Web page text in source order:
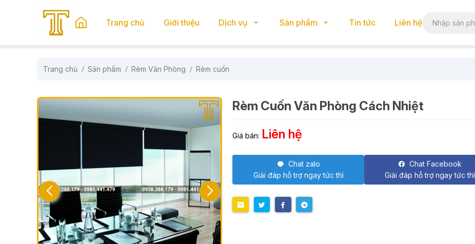
Trang chủ Giới thiệu Dịch vụ Sản phẩm Tin tức Liên hệ
Trang chủ Sản phẩm Rèm Văn Phòng Rèm cuốn
Rèm Cuốn Văn Phòng Cách Nhiệt
Giá bán: Liên hệ
Chat zalo
Giải đáp hỗ trợ ngay tức thì
Chat Facebook
Giải đáp hỗ trợ ngay tức thì